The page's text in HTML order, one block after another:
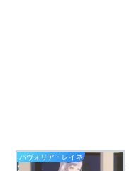
パヴォリア・レイネ